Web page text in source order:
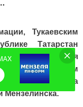
Тукаевским
Татарстан
факту совершения
характера
Мензелинска.